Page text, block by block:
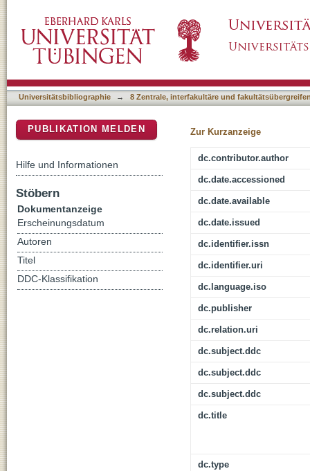
Partners to Design Higher Education for
Universitätsbibliographie → 8 Zentrale, interfakultäre und
Zur Kurzanzeige
dc.contributor.author
dc.date.accessioned
dc.date.available
dc.date.issued
dc.identifier.issn
dc.identifier.uri
dc.language.iso
dc.publisher
dc.relation.uri
dc.subject.ddc
dc.subject.ddc
dc.subject.ddc
dc.title
dc.type
PUBLIKATION MELDEN
Hilfe und Informationen
Stöbern
Dokumentanzeige
Erscheinungsdatum
Autoren
Titel
DDC-Klassifikation